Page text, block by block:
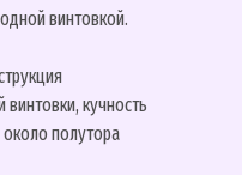
винтовкой.
кучность
полутора